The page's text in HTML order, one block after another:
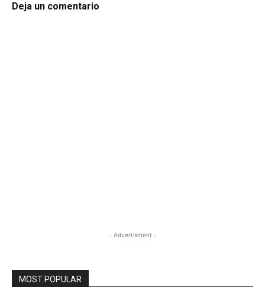
Deja un comentario
- Advertisment -
MOST POPULAR